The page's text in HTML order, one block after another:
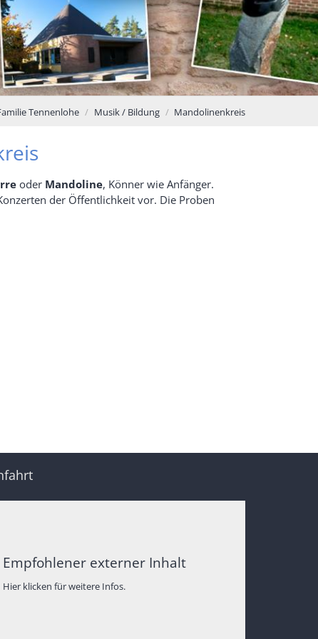
Tennenlohe Musik / Bildung Mandolinenkreis
oder Mandoline, Könner wie Anfänger.
der Öffentlichkeit vor. Die Proben
Empfohlener externer Inhalt
Hier klicken für weitere Infos.